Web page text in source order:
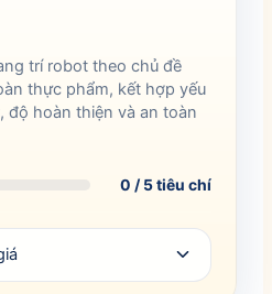
trí robot theo chủ đề
thực phẩm, kết hợp yếu
độ hoàn thiện và an toàn
0 / 5 tiêu chí